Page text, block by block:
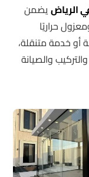
الرياضيضمن
حراريًا
خدمة متنقلة،
والصيانة